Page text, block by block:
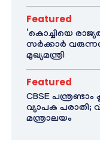
Featured
‘കൊച്ചിയെ
സർക്കാർ വരുന്നത്
മുഖ്യമന്ത്രി
Featured
CBSE
വ്യാപക പരാതി;
മന്ത്രാലയം